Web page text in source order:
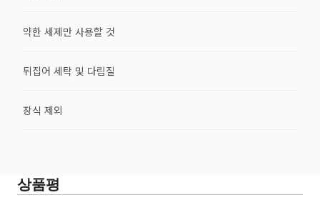
약한 세제만 사용할 것
뒤집어 세탁 및 다림질
장식 제외
상품평